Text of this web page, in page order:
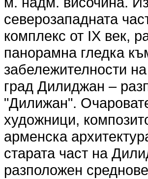
северозападната
комплекс от IX век,
панорамна гледка
забележителности
град Дилиджан –
"Дилижан".
художници,
арменска
старата част на
разположен